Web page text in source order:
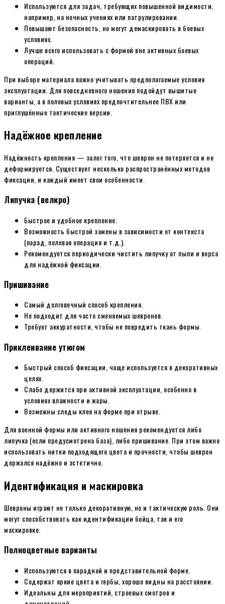
Используются для задач, требующих повышенной видимости,
например, на ночных учениях или патрулировании.
Повышают безопасность, но могут демаскировать в боевых
условиях.
Лучше всего использовать с формой вне активных боевых
операций.
При выборе материала важно учитывать предполагаемые условия
эксплуатации. Для повседневного ношения подойдут вышитые
варианты, а в полевых условиях предпочтительнее ПВХ или
приглушённые тактические версии.
Надёжное крепление
Надёжность крепления — залог того, что шеврон не потеряется и не
деформируется. Существует несколько распространённых методов
фиксации, и каждый имеет свои особенности.
Липучка (велкро)
Быстрое и удобное крепление.
Возможность быстрой замены в зависимости от контекста
(парад, полевая операция и т.д.).
Рекомендуется периодически чистить липучку от пыли и ворса
для надёжной фиксации.
Пришивание
Самый долговечный способ крепления.
Не подходит для часто сменяемых шевронов.
Требует аккуратности, чтобы не повредить ткань формы.
Приклеивание утюгом
Быстрый способ фиксации, чаще используется в декоративных
целях.
Слабо держится при активной эксплуатации, особенно в
условиях влажности и жары.
Возможны следы клея на форме при отрыве.
Для военной формы или активного ношения рекомендуется либо
липучка (если предусмотрена база), либо пришивание. При этом важно
использовать нитки подходящего цвета и прочности, чтобы шеврон
держался надёжно и эстетично.
Идентификация и маскировка
Шевроны играют не только декоративную, но и тактическую роль. Они
могут способствовать как идентификации бойца, так и его
маскировке.
Полноцветные варианты
Используются в парадной и представительной форме.
Содержат яркие цвета и гербы, хорошо видны на расстоянии.
Идеальны для мероприятий, строевых смотров и